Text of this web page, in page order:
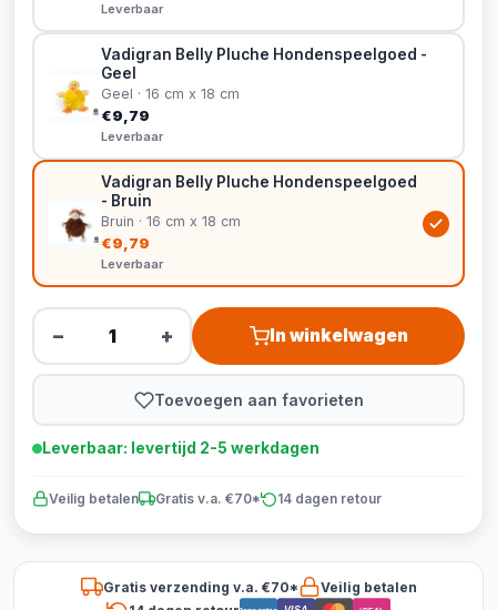
Leverbaar
Vadigran Belly Pluche Hondenspeelgoed -
Geel
Geel · 16 cm x 18 cm
€9,79
Leverbaar
Vadigran Belly Pluche Hondenspeelgoed
- Bruin
Bruin · 16 cm x 18 cm
€9,79
Leverbaar
− + In winkelwagen
Toevoegen aan favorieten
Leverbaar: levertijd 2-5 werkdagen
Veilig betalen Gratis v.a. €70* 14 dagen retour
Gratis verzending v.a. €70*
Veilig betalen